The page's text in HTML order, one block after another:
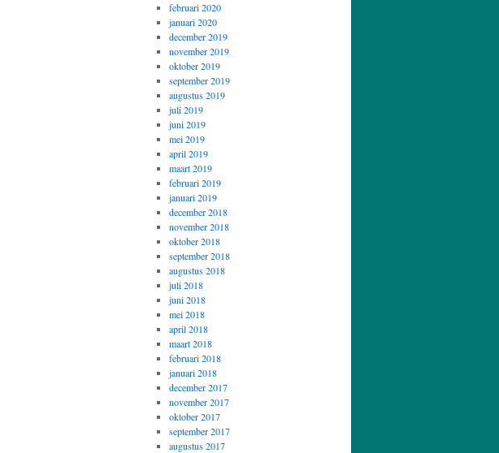
februari 2020
januari 2020
december 2019
november 2019
oktober 2019
september 2019
augustus 2019
juli 2019
juni 2019
mei 2019
april 2019
maart 2019
februari 2019
januari 2019
december 2018
november 2018
oktober 2018
september 2018
augustus 2018
juli 2018
juni 2018
mei 2018
april 2018
maart 2018
februari 2018
januari 2018
december 2017
november 2017
oktober 2017
september 2017
augustus 2017